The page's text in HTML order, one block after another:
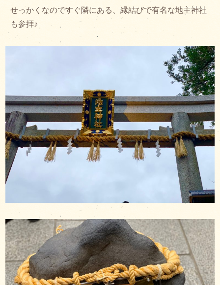
せっかくなのですぐ隣にある、縁結びで有名な地主神社
も参拝♪